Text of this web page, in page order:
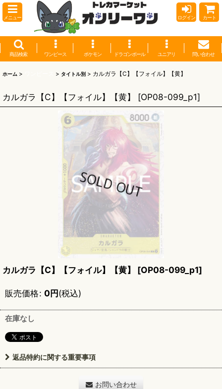
メニュー ログイン カート
商品検索 ワンピース ポケモン ドラゴンボール ユニアリ 問い合わせ
ホーム > > タイトル別 > カルガラ【C】【フォイル】【黄】
カルガラ【C】【フォイル】【黄】 [OP08-099_p1]
カルガラ【C】【フォイル】【黄】 [OP08-099_p1]
販売価格: 0円(税込)
在庫なし
返品特約に関する重要事項
お問い合わせ